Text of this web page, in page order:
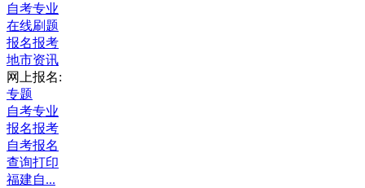
自考专业
在线刷题
报名报考
地市资讯
网上报名:
专题
自考专业
报名报考
自考报名
查询打印
福建自...